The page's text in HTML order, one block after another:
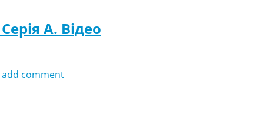
A. Відео
add comment